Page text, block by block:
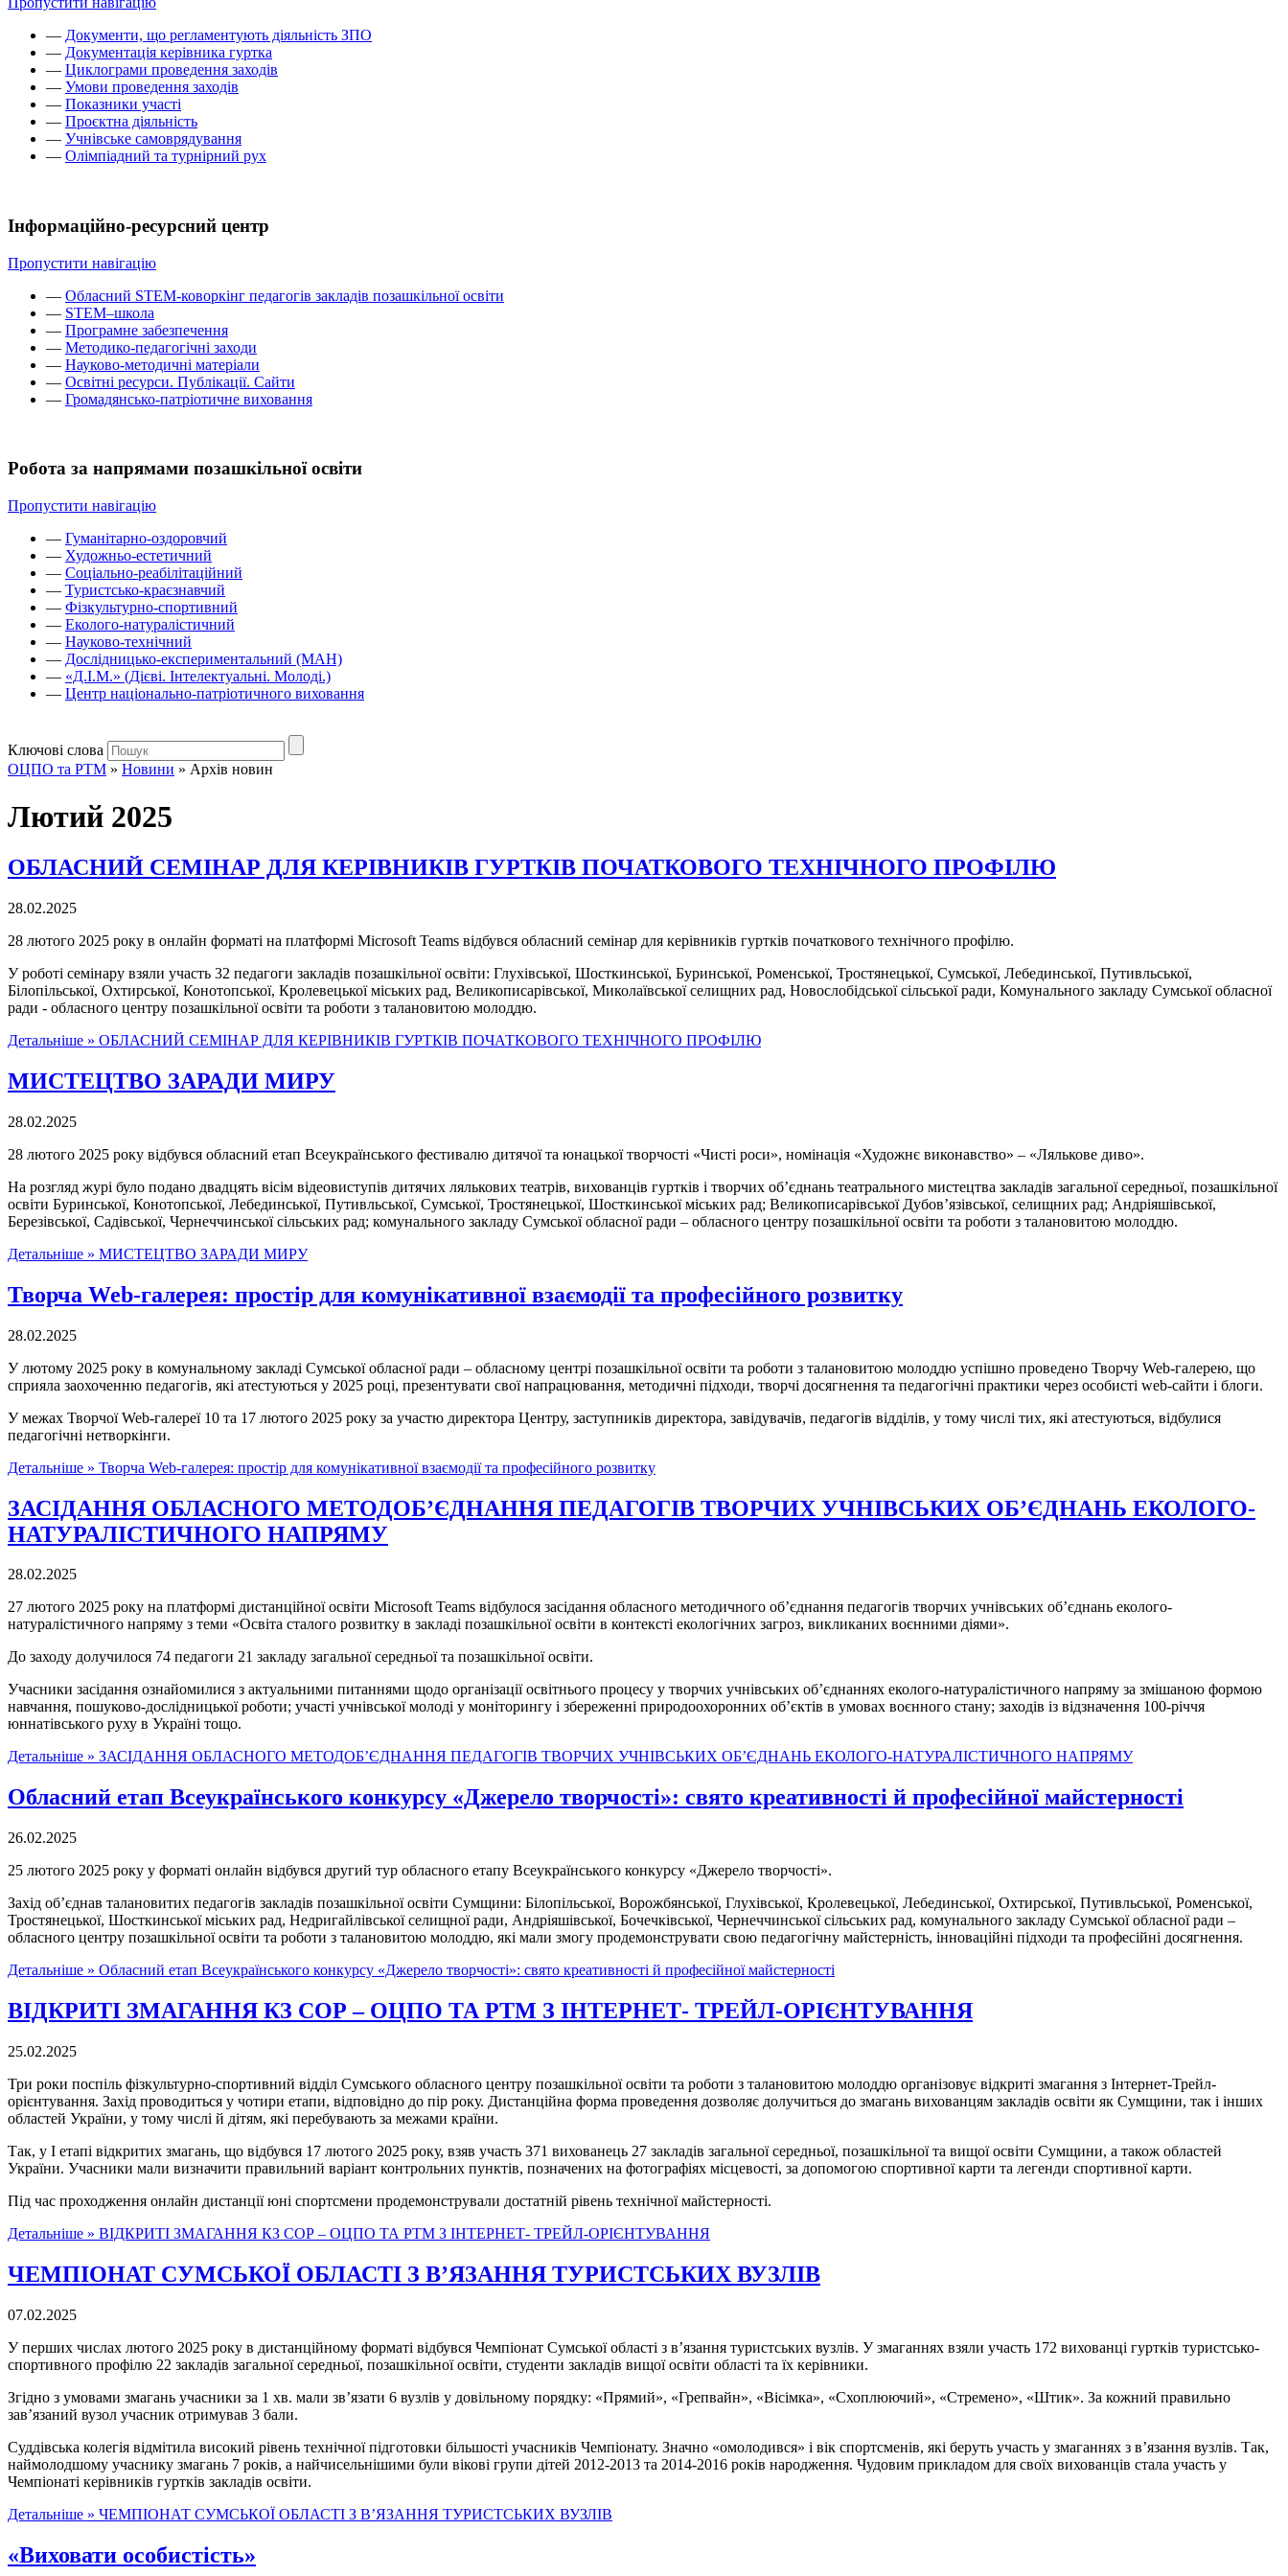
— Документи, що регламентують діяльність ЗПО
— Документація керівника гуртка
— Циклограми проведення заходів
— Умови проведення заходів
— Показники участі
— Проєктна діяльність
— Учнівське самоврядування
— Олімпіадний та турнірний рух
Інформаційно-ресурсний центр
Пропустити навігацію
— Обласний STEM-коворкінг педагогів закладів позашкільної освіти
— STEM–школа
— Програмне забезпечення
— Методико-педагогічні заходи
— Науково-методичні матеріали
— Освітні ресурси. Публікації. Сайти
— Громадянсько-патріотичне виховання
Робота за напрямами позашкільної освіти
Пропустити навігацію
— Гуманітарно-оздоровчий
— Художньо-естетичний
— Соціально-реабілітаційний
— Туристсько-краєзнавчий
— Фізкультурно-спортивний
— Еколого-натуралістичний
— Науково-технічний
— Дослідницько-експериментальний (МАН)
— «Д.І.М.» (Дієві. Інтелектуальні. Молоді.)
— Центр національно-патріотичного виховання
Ключові слова
ОЦПО та РТМ » Новини » Архів новин
Лютий 2025
ОБЛАСНИЙ СЕМІНАР ДЛЯ КЕРІВНИКІВ ГУРТКІВ ПОЧАТКОВОГО ТЕХНІЧНОГО ПРОФІЛЮ
28.02.2025
28 лютого 2025 року в онлайн форматі на платформі Microsoft Teams відбувся обласний семінар для керівників гуртків початкового технічного профілю.
У роботі семінару взяли участь 32 педагоги закладів позашкільної освіти: Глухівської, Шосткинської, Буринської, Роменської, Тростянецької, Сумської, Лебединської, Путивльської,
Білопільської, Охтирської, Конотопської, Кролевецької міських рад, Великописарівської, Миколаївської селищних рад, Новослобідської сільської ради, Комунального закладу Сумської обласної
ради - обласного центру позашкільної освіти та роботи з талановитою молоддю.
Детальніше » ОБЛАСНИЙ СЕМІНАР ДЛЯ КЕРІВНИКІВ ГУРТКІВ ПОЧАТКОВОГО ТЕХНІЧНОГО ПРОФІЛЮ
МИСТЕЦТВО ЗАРАДИ МИРУ
28.02.2025
28 лютого 2025 року відбувся обласний етап Всеукраїнського фестивалю дитячої та юнацької творчості «Чисті роси», номінація «Художнє виконавство» – «Лялькове диво».
На розгляд журі було подано двадцять вісім відеовиступів дитячих лялькових театрів, вихованців гуртків і творчих об’єднань театрального мистецтва закладів загальної середньої, позашкільної
освіти Буринської, Конотопської, Лебединської, Путивльської, Сумської, Тростянецької, Шосткинської міських рад; Великописарівської Дубов’язівської, селищних рад; Андріяшівської,
Березівської, Садівської, Чернеччинської сільських рад; комунального закладу Сумської обласної ради – обласного центру позашкільної освіти та роботи з талановитою молоддю.
Детальніше » МИСТЕЦТВО ЗАРАДИ МИРУ
Творча Web-галерея: простір для комунікативної взаємодії та професійного розвитку
28.02.2025
У лютому 2025 року в комунальному закладі Сумської обласної ради – обласному центрі позашкільної освіти та роботи з талановитою молоддю успішно проведено Творчу Web-галерею, що
сприяла заохоченню педагогів, які атестуються у 2025 році, презентувати свої напрацювання, методичні підходи, творчі досягнення та педагогічні практики через особисті web-сайти і блоги.
У межах Творчої Web-галереї 10 та 17 лютого 2025 року за участю директора Центру, заступників директора, завідувачів, педагогів відділів, у тому числі тих, які атестуються, відбулися
педагогічні нетворкінги.
Детальніше » Творча Web-галерея: простір для комунікативної взаємодії та професійного розвитку
ЗАСІДАННЯ ОБЛАСНОГО МЕТОДОБ’ЄДНАННЯ ПЕДАГОГІВ ТВОРЧИХ УЧНІВСЬКИХ ОБ’ЄДНАНЬ ЕКОЛОГО-
НАТУРАЛІСТИЧНОГО НАПРЯМУ
28.02.2025
27 лютого 2025 року на платформі дистанційної освіти Microsoft Teams відбулося засідання обласного методичного об’єднання педагогів творчих учнівських об’єднань еколого-
натуралістичного напряму з теми «Освіта сталого розвитку в закладі позашкільної освіти в контексті екологічних загроз, викликаних воєнними діями».
До заходу долучилося 74 педагоги 21 закладу загальної середньої та позашкільної освіти.
Учасники засідання ознайомилися з актуальними питаннями щодо організації освітнього процесу у творчих учнівських об’єднаннях еколого-натуралістичного напряму за змішаною формою
навчання, пошуково-дослідницької роботи; участі учнівської молоді у моніторингу і збереженні природоохоронних об’єктів в умовах воєнного стану; заходів із відзначення 100-річчя
юннатівського руху в Україні тощо.
Детальніше » ЗАСІДАННЯ ОБЛАСНОГО МЕТОДОБ’ЄДНАННЯ ПЕДАГОГІВ ТВОРЧИХ УЧНІВСЬКИХ ОБ’ЄДНАНЬ ЕКОЛОГО-НАТУРАЛІСТИЧНОГО НАПРЯМУ
Обласний етап Всеукраїнського конкурсу «Джерело творчості»: свято креативності й професійної майстерності
26.02.2025
25 лютого 2025 року у форматі онлайн відбувся другий тур обласного етапу Всеукраїнського конкурсу «Джерело творчості».
Захід об’єднав талановитих педагогів закладів позашкільної освіти Сумщини: Білопільської, Ворожбянської, Глухівської, Кролевецької, Лебединської, Охтирської, Путивльської, Роменської,
Тростянецької, Шосткинської міських рад, Недригайлівської селищної ради, Андріяшівської, Бочечківської, Чернеччинської сільських рад, комунального закладу Сумської обласної ради –
обласного центру позашкільної освіти та роботи з талановитою молоддю, які мали змогу продемонструвати свою педагогічну майстерність, інноваційні підходи та професійні досягнення.
Детальніше » Обласний етап Всеукраїнського конкурсу «Джерело творчості»: свято креативності й професійної майстерності
ВІДКРИТІ ЗМАГАННЯ КЗ СОР – ОЦПО ТА РТМ З ІНТЕРНЕТ- ТРЕЙЛ-ОРІЄНТУВАННЯ
25.02.2025
Три роки поспіль фізкультурно-спортивний відділ Сумського обласного центру позашкільної освіти та роботи з талановитою молоддю організовує відкриті змагання з Інтернет-Трейл-
орієнтування. Захід проводиться у чотири етапи, відповідно до пір року. Дистанційна форма проведення дозволяє долучиться до змагань вихованцям закладів освіти як Сумщини, так і інших
областей України, у тому числі й дітям, які перебувають за межами країни.
Так, у І етапі відкритих змагань, що відбувся 17 лютого 2025 року, взяв участь 371 вихованець 27 закладів загальної середньої, позашкільної та вищої освіти Сумщини, а також областей
України. Учасники мали визначити правильний варіант контрольних пунктів, позначених на фотографіях місцевості, за допомогою спортивної карти та легенди спортивної карти.
Під час проходження онлайн дистанції юні спортсмени продемонстрували достатній рівень технічної майстерності.
Детальніше » ВІДКРИТІ ЗМАГАННЯ КЗ СОР – ОЦПО ТА РТМ З ІНТЕРНЕТ- ТРЕЙЛ-ОРІЄНТУВАННЯ
ЧЕМПІОНАТ СУМСЬКОЇ ОБЛАСТІ З В’ЯЗАННЯ ТУРИСТСЬКИХ ВУЗЛІВ
07.02.2025
У перших числах лютого 2025 року в дистанційному форматі відбувся Чемпіонат Сумської області з в’язання туристських вузлів. У змаганнях взяли участь 172 вихованці гуртків туристсько-
спортивного профілю 22 закладів загальної середньої, позашкільної освіти, студенти закладів вищої освіти області та їх керівники.
Згідно з умовами змагань учасники за 1 хв. мали зв’язати 6 вузлів у довільному порядку: «Прямий», «Грепвайн», «Вісімка», «Схоплюючий», «Стремено», «Штик». За кожний правильно
зав’язаний вузол учасник отримував 3 бали.
Суддівська колегія відмітила високий рівень технічної підготовки більшості учасників Чемпіонату. Значно «омолодився» і вік спортсменів, які беруть участь у змаганнях з в’язання вузлів. Так,
наймолодшому учаснику змагань 7 років, а найчисельнішими були вікові групи дітей 2012-2013 та 2014-2016 років народження. Чудовим прикладом для своїх вихованців стала участь у
Чемпіонаті керівників гуртків закладів освіти.
Детальніше » ЧЕМПІОНАТ СУМСЬКОЇ ОБЛАСТІ З В’ЯЗАННЯ ТУРИСТСЬКИХ ВУЗЛІВ
«Виховати особистість»